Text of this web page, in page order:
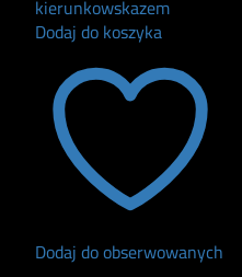
Dodaj do koszyka
Dodaj do obserwowanych